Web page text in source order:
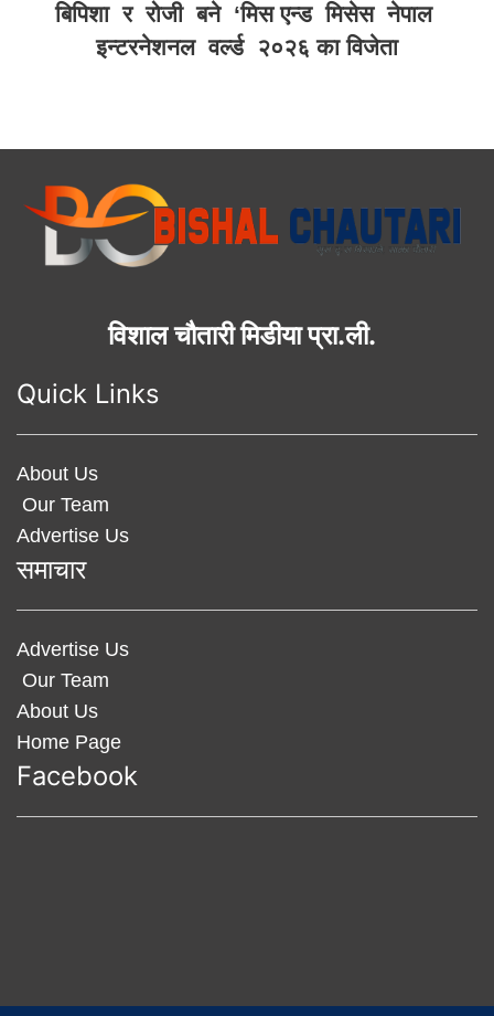
बिपिशा र रोजी बने ‘मिस एन्ड मिसेस नेपाल
इन्टरनेशनल वर्ल्ड २०२६ का विजेता
विशाल चौतारी मिडीया प्रा.ली.
Quick Links
About Us
Our Team
Advertise Us
समाचार
Advertise Us
Our Team
About Us
Home Page
Facebook